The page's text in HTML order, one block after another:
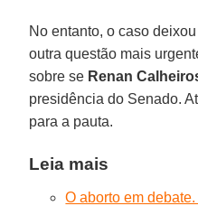
No entanto, o caso
outra questão mais
sobre se Renan
presidência do Senado.
para a pauta.
Leia mais
O aborto em